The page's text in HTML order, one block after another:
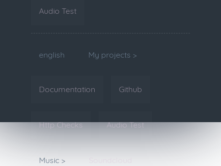
Audio Test
english My projects >
Documentation Github
Http Checks Audio Test
Music >